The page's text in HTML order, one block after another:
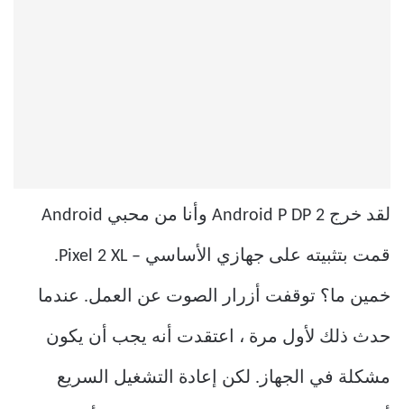
لقد خرج Android P DP 2 وأنا من محبي Android
قمت بتثبيته على جهازي الأساسي – Pixel 2 XL.
خمين ما؟ توقفت أزرار الصوت عن العمل. عندما
حدث ذلك لأول مرة ، اعتقدت أنه يجب أن يكون
مشكلة في الجهاز. لكن إعادة التشغيل السريع